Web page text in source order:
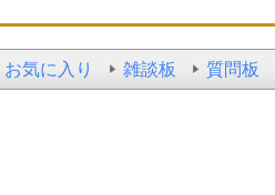
お気に入り 雑談板 質問板